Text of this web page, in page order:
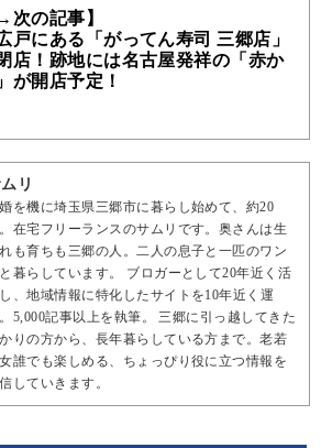
次の記事】
戸にある「がってん寿司 三郷店」
店！跡地には名古屋発祥の「赤か
が開店予定！
リ
を機に埼玉県三郷市に暮らし始めて、約20
在宅フリーランスのサムリです。奥さんは生
も育ちも三郷の人。二人の息子と一匹のワン
暮らしています。 ブロガーとして20年近く活
、地域情報に特化したサイトを10年近く運
5,000記事以上を執筆。 三郷に引っ越してきた
りの方から、長年暮らしている方まで。老若
誰でも楽しめる、ちょっぴり役に立つ情報を
していきます。